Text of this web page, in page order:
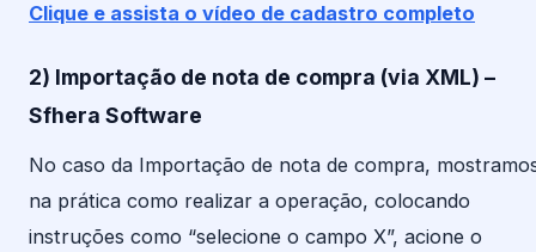
Clique e assista o vídeo de cadastro completo
2) Importação de nota de compra (via XML) –
Sfhera Software
No caso da Importação de nota de compra,
na prática como realizar a operação, colocando
instruções como “selecione o campo X”, acione o